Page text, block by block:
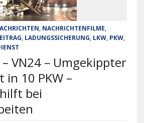
, NACHRICHTENFILME,
, LADUNGSSICHERUNG, LKW, PKW,
VN24 – Umgekippter
in 10 PKW –
bei